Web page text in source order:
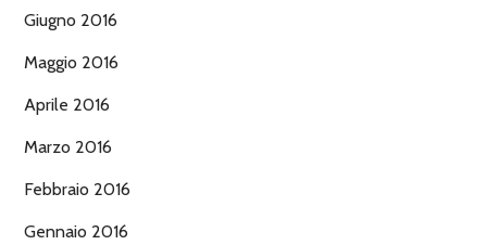
Giugno 2016
Maggio 2016
Aprile 2016
Marzo 2016
Febbraio 2016
Gennaio 2016